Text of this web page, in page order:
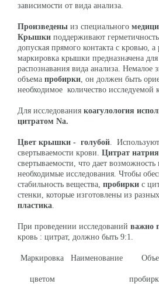
зависимости от вида анализа.
Произведены из специального
Крышки поддерживают
допуская прямого контакта с кровью, а
маркировка крышки предназначена для
распознавания вида анализа. Немалое
объема пробирки, он должен быть
необходимое количество исследуемой
Для исследования коагулология
цитратом Na.
Цвет крышки - голубой.
свертываемости крови. Цитрат натрия
свертываемости, что дает возможность
необходимые исследования. Чтобы
стабильность вещества, пробирки с
стенки, которые изготовлены из
пластика.
При проведении исследований важно
кровь : цитрат, должно быть 9:1.
Маркировка
цветом
Наименование